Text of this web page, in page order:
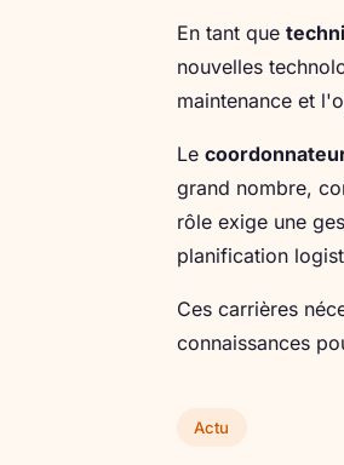
En tant que
nouvelles
maintenance et
Le
grand nombre,
rôle exige une
planification
Ces carrières
connaissances
Actu